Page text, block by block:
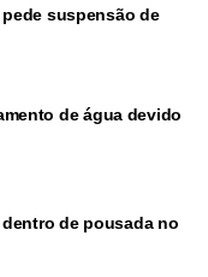
suspensão de
de água devido
de pousada no